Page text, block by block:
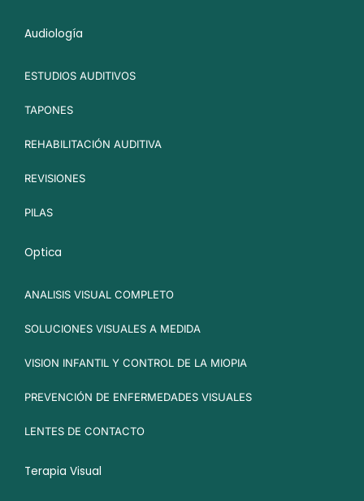
Audiología
ESTUDIOS AUDITIVOS
TAPONES
REHABILITACIÓN AUDITIVA
REVISIONES
PILAS
Optica
ANALISIS VISUAL COMPLETO
SOLUCIONES VISUALES A MEDIDA
VISION INFANTIL Y CONTROL DE LA MIOPIA
PREVENCIÓN DE ENFERMEDADES VISUALES
LENTES DE CONTACTO
Terapia Visual